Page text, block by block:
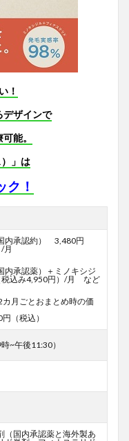
！
デザインで
能。
）」は
ク！
内承認約） 3,480円
月
内承認薬）＋ミノキシジ
込み4,950円）/月 など
月ごとおまとめ時の価
（税込）
~午後11:30）
（国内承認薬と海外製あ